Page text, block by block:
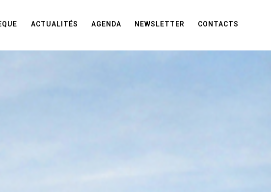
ACTUALITÉS AGENDA NEWSLETTER CONTACTS